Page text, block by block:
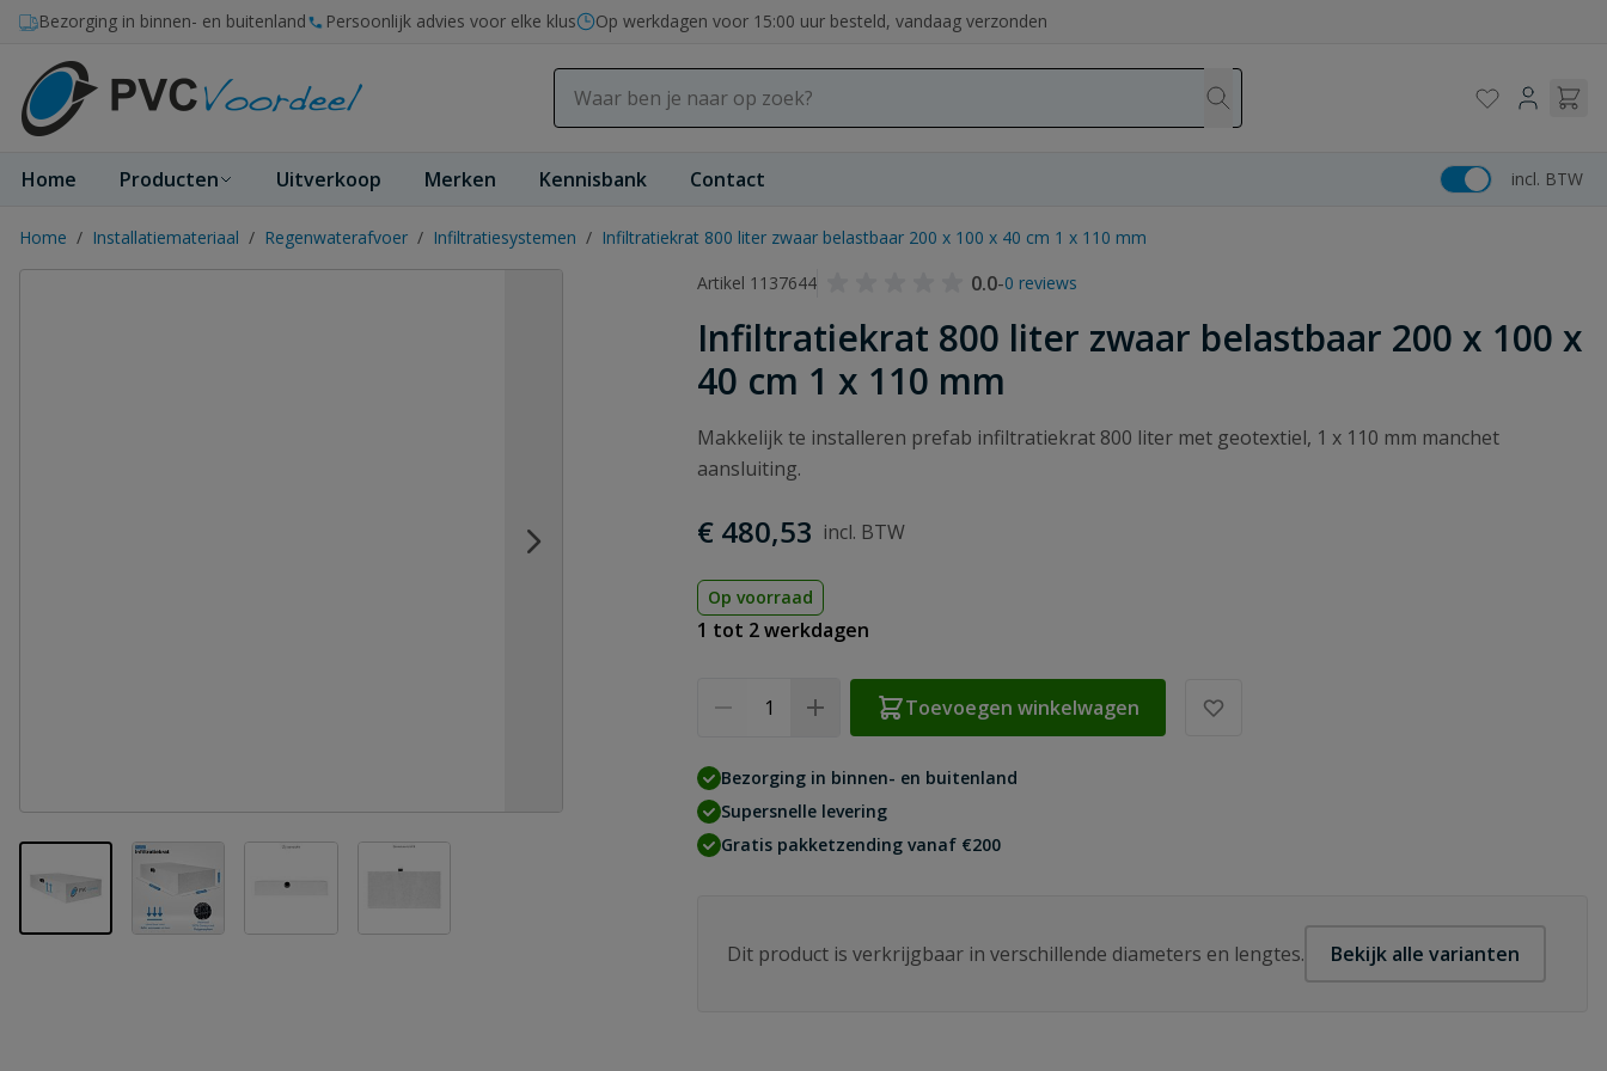
Ga naar de inhoud
Bezorging in binnen- en buitenland Persoonlijk advies voor elke klus Op werkdagen voor 15:00 uur besteld, vandaag verzonden
Home Producten Uitverkoop Merken Kennisbank Contact incl. BTW
Home / Installatiemateriaal / Regenwaterafvoer / Infiltratiesystemen / Infiltratiekrat 800 liter zwaar belastbaar 200 x 100 x 40 cm 1 x 110 mm
Artikel 1137644
0.0-0 reviews
Infiltratiekrat 800 liter zwaar belastbaar 200 x 100 x
40 cm 1 x 110 mm
View larger imageView larger imageView larger imageView larger image
Makkelijk te installeren prefab infiltratiekrat 800 liter met geotextiel, 1 x 110 mm manchet
aansluiting.
€ 480,53
Op voorraad
1 tot 2 werkdagen
Toevoegen winkelwagen
Bezorging in binnen- en buitenland
Supersnelle levering
Gratis pakketzending vanaf €200
Dit product is verkrijgbaar in verschillende diameters en lengtes. Bekijk alle varianten